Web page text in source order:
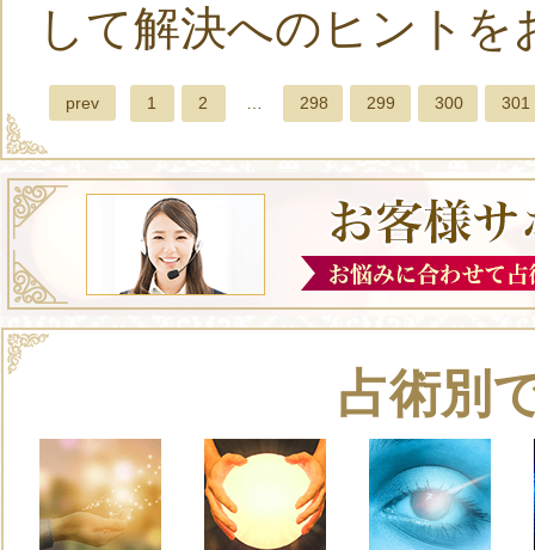
して解決へのヒントを
prev 1 2 … 298 299 300 301
占術別